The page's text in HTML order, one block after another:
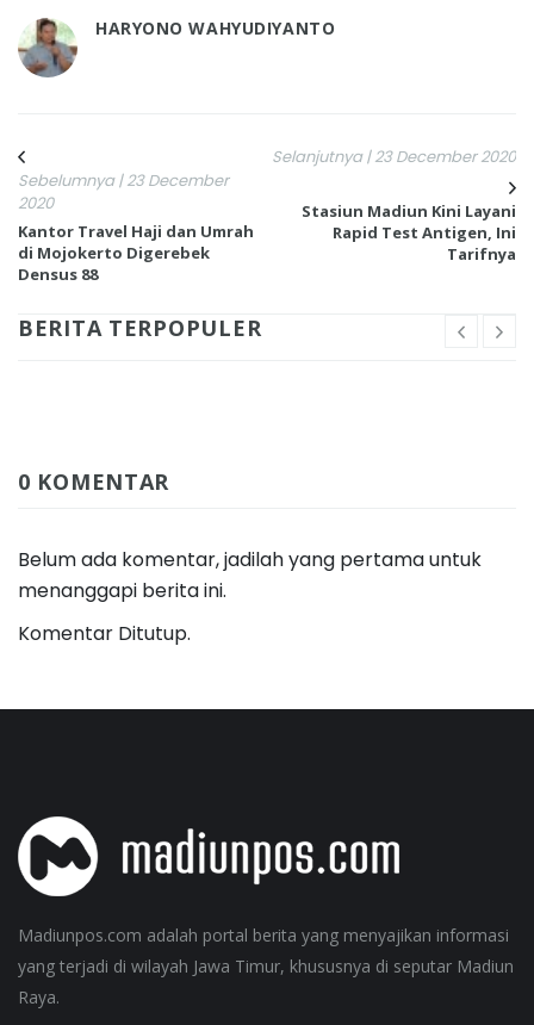
HARYONO WAHYUDIYANTO
Sebelumnya | 23 December
2020
Kantor Travel Haji dan Umrah
di Mojokerto Digerebek
Densus 88
Selanjutnya | 23 December 2020
Stasiun Madiun Kini Layani
Rapid Test Antigen, Ini
Tarifnya
BERITA TERPOPULER
0 KOMENTAR
Belum ada komentar, jadilah yang pertama untuk
menanggapi berita ini.
Komentar Ditutup.
Madiunpos.com adalah portal berita yang menyajikan informasi
yang terjadi di wilayah Jawa Timur, khususnya di seputar Madiun
Raya.